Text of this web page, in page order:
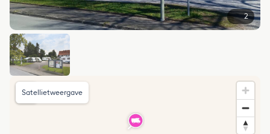
2
Satellietweergave